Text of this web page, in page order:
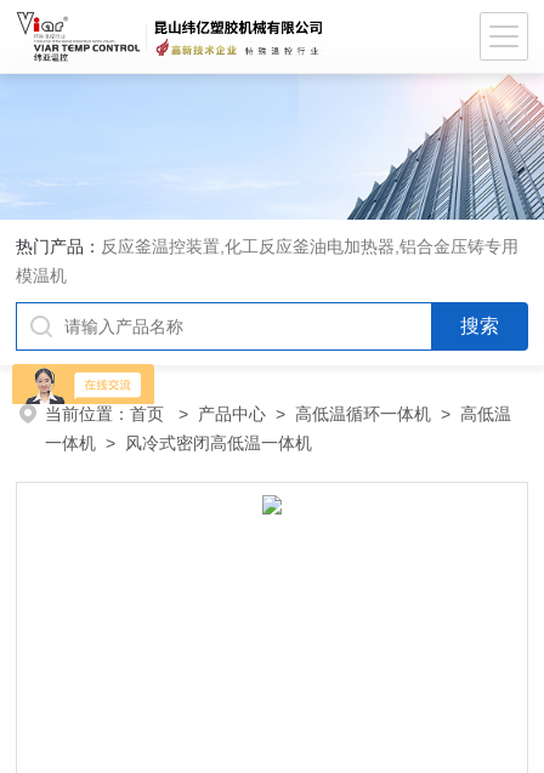
热门产品： 反应釜温控装置,化工反应釜油电加热器,铝合金压铸专用
模温机
当前位置：首页 > 产品中心 >高低温循环一体机 >高低温
一体机 > 风冷式密闭高低温一体机